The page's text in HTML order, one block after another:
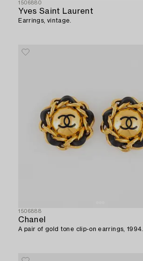
1506880
Yves Saint Laurent
Earrings, vintage.
1506888
Chanel
A pair of gold tone clip-on earrings, 1994.